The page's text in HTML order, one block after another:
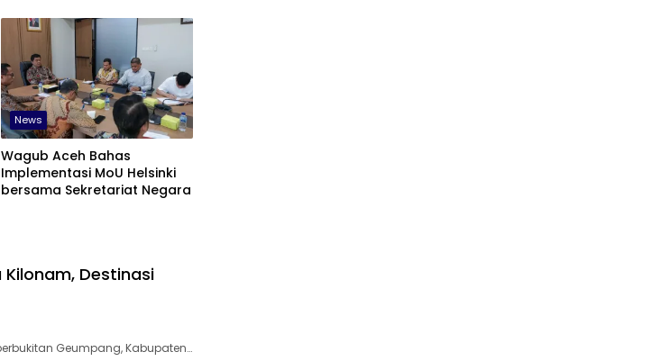
News
Wagub Aceh Bahas
Implementasi MoU Helsinki
bersama Sekretariat Negara
Destinasi
Geumpang, Kabupaten…